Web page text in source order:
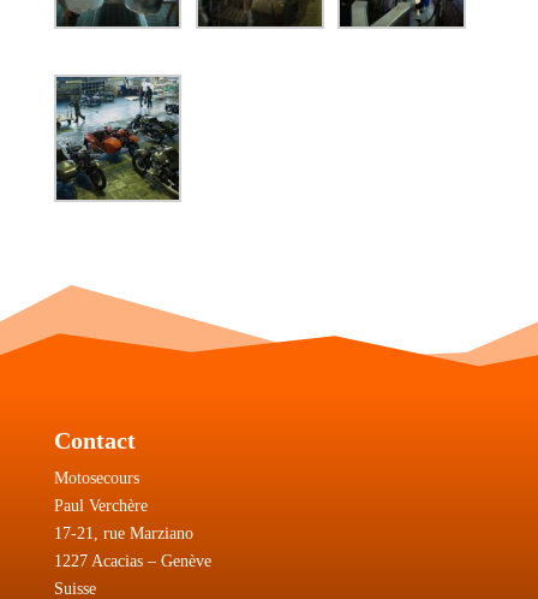
Contact
Motosecours
Paul Verchère
17-21, rue Marziano
1227 Acacias – Genève
Suisse